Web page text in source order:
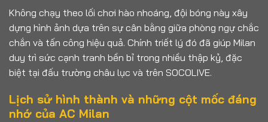
Không chạy theo lối chơi hào nhoáng, đội bóng này xây
dựng hình ảnh dựa trên sự cân bằng giữa phòng ngự chắc
chắn và tấn công hiệu quả. Chính triết lý đó đã giúp Milan
duy trì sức cạnh tranh bền bỉ trong nhiều thập kỷ, đặc
biệt tại đấu trường châu lục và trên SOCOLIVE.
Lịch sử hình thành và những cột mốc đáng
nhớ của AC Milan